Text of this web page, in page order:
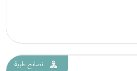
نصائح طبية